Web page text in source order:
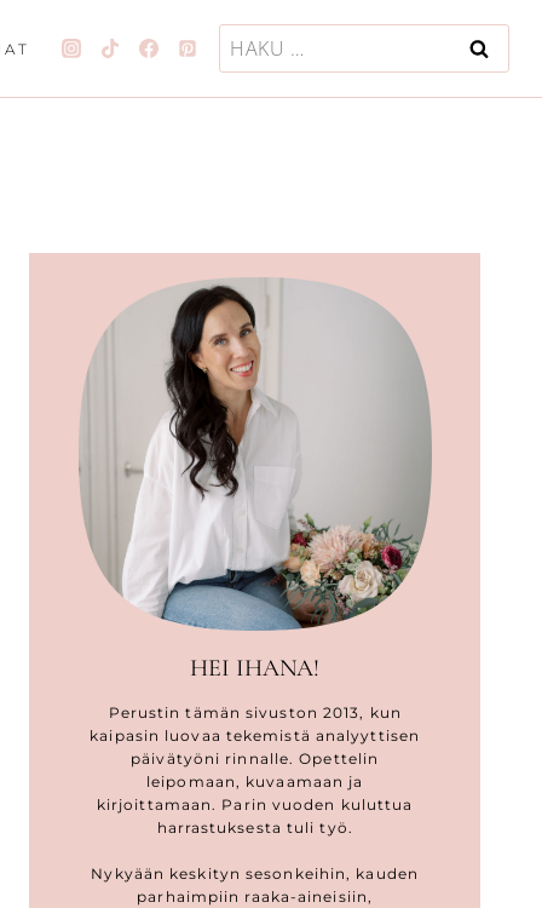
Haku:
HEI IHANA!
Perustin tämän sivuston 2013, kun
kaipasin luovaa tekemistä analyyttisen
päivätyöni rinnalle. Opettelin
leipomaan, kuvaamaan ja
kirjoittamaan. Parin vuoden kuluttua
harrastuksesta tuli työ.
Nykyään keskityn sesonkeihin, kauden
parhaimpiin raaka-aineisiin,